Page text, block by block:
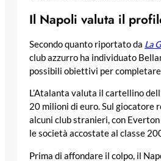
Il Napoli valuta il
Secondo quanto riportato da La
club azzurro ha individuato
possibili obiettivi per
L’Atalanta valuta il cartellino
20 milioni di euro. Sul giocatore
alcuni club stranieri, con Everton
le società accostate al classe
Prima di affondare il colpo, il